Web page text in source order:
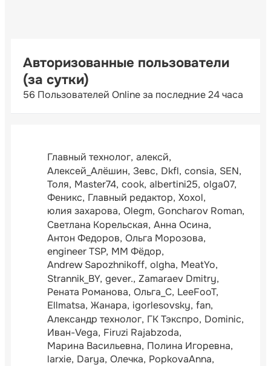
Авторизованные пользователи
(за сутки)
56 Пользователей Online за последние 24 часа
Главный технолог алексй
Алексей_Алёшин Зевс Dkfl consia SEN
Толя Master74 cook albertini25 olga07
Феникс Главный редактор Xoxol
юлия захарова Olegm Goncharov Roman
Светлана Корельская Анна Осина
Антон Федоров Ольга Морозова
engineer TSP ММ Фёдор
Andrew Sapozhnikoff olgha MeatYo
Strannik_BY gever. Zamaraev Dmitry
Рената Романова Ольга_С LeeFooT
Ellmatsa Жанара igorlesovsky fan
Александр технолог ГК Тэкспро Dominic
Иван-Vega Firuzi Rajabzoda
Марина Васильевна Полина Игоревна
larxie Darya Олечка PopkovaAnna